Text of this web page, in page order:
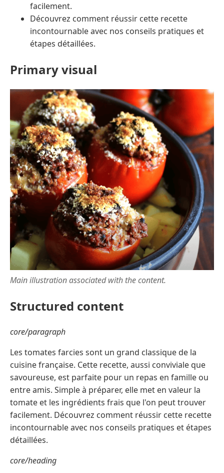
facilement.
Découvrez comment réussir cette recette
incontournable avec nos conseils pratiques et
étapes détaillées.
Primary visual
Main illustration associated with the content.
Structured content
core/paragraph
Les tomates farcies sont un grand classique de la
cuisine française. Cette recette, aussi conviviale que
savoureuse, est parfaite pour un repas en famille ou
entre amis. Simple à préparer, elle met en valeur la
tomate et les ingrédients frais que l'on peut trouver
facilement. Découvrez comment réussir cette recette
incontournable avec nos conseils pratiques et étapes
détaillées.
core/heading